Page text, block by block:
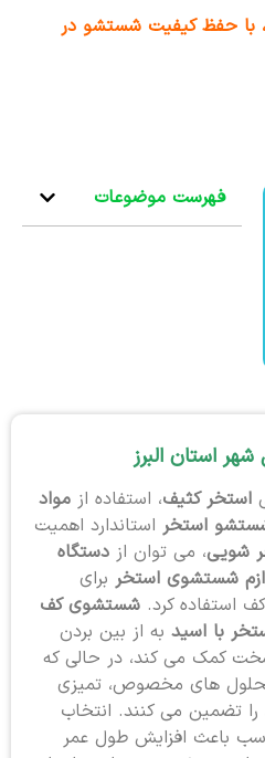
حفظ کیفیت شستشو در
فهرست موضوعات
استان البرز
استخر کثیف، استفاده از مواد
استخراستاندارد اهمیت
شویی، می توان از دستگاه
شستشوی استخربرای
استفاده کرد. شستشوی کف
با اسیدبه از بین بردن
کمک می کند، در حالی که
های مخصوص، تمیزی
تضمین می کنند. انتخاب
باعث افزایش طول عمر